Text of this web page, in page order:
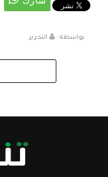
بواسطة :
التحرير